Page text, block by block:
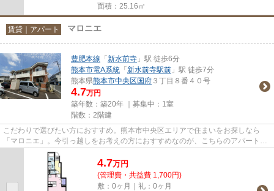
面積：25.16㎡
賃貸｜アパート マロニエ
豊肥本線 「 新水前寺 」駅 徒歩6分
熊本市電A系統 「 新水前寺駅前 」駅 徒歩7分
熊本県熊本市中央区 国府 ３丁目８番４０号
4.7万円
築年数：築20年 ｜募集中： 1室
階数：2階建
こだわりで選びたい方におすすめ。熊本市中央区エリアで住まいをお探しなら
「マロニエ」。今引っ越しをお考えの方におすすめなのが、こちらのアパートで
す。幅広い層に好評な、駅から...
4.7万円
(管理費・共益費 1,700円)
敷：0ヶ月｜礼：0ヶ月